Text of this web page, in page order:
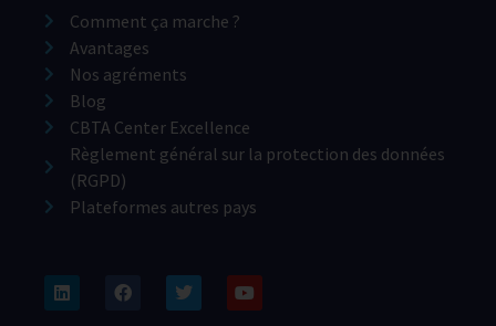
Comment ça marche ?
Avantages
Nos agréments
Blog
CBTA Center Excellence
Règlement général sur la protection des données
(RGPD)
Plateformes autres pays